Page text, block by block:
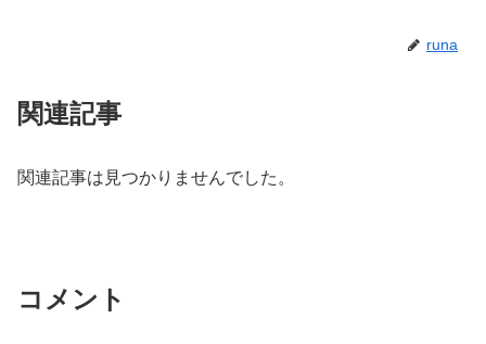
runa
関連記事
関連記事は見つかりませんでした。
コメント